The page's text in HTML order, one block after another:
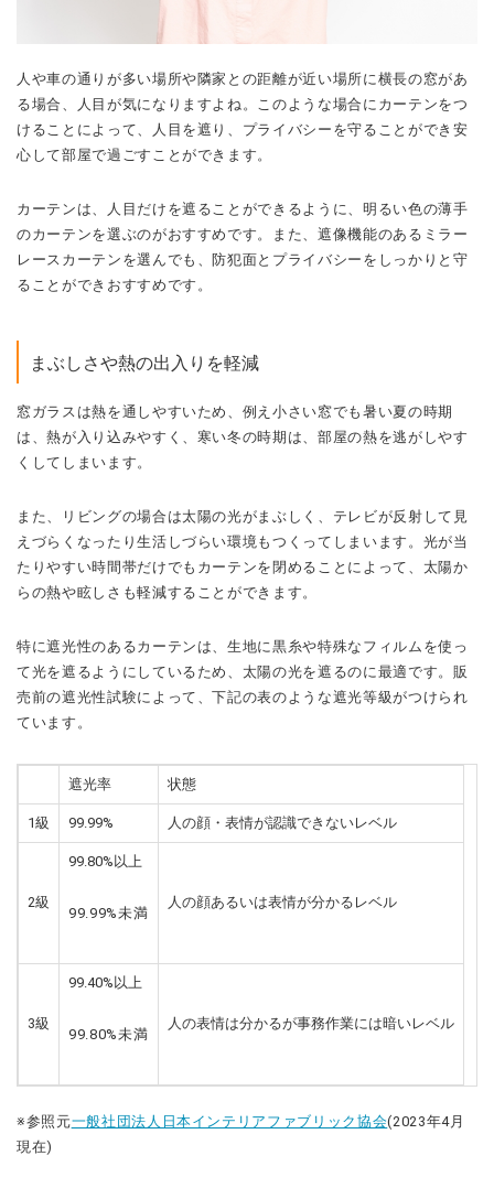
人や車の通りが多い場所や隣家との距離が近い場所に横長の窓があ
る場合、人目が気になりますよね。このような場合にカーテンをつ
けることによって、人目を遮り、プライバシーを守ることができ安
心して部屋で過ごすことができます。
カーテンは、人目だけを遮ることができるように、明るい色の薄手
のカーテンを選ぶのがおすすめです。また、遮像機能のあるミラー
レースカーテンを選んでも、防犯面とプライバシーをしっかりと守
ることができおすすめです。
まぶしさや熱の出入りを軽減
窓ガラスは熱を通しやすいため、例え小さい窓でも暑い夏の時期
は、熱が入り込みやすく、寒い冬の時期は、部屋の熱を逃がしやす
くしてしまいます。
また、リビングの場合は太陽の光がまぶしく、テレビが反射して見
えづらくなったり生活しづらい環境もつくってしまいます。光が当
たりやすい時間帯だけでもカーテンを閉めることによって、太陽か
らの熱や眩しさも軽減することができます。
特に遮光性のあるカーテンは、生地に黒糸や特殊なフィルムを使っ
て光を遮るようにしているため、太陽の光を遮るのに最適です。販
売前の遮光性試験によって、下記の表のような遮光等級がつけられ
ています。
遮光率 状態
1級 99.99% 人の顔・表情が認識できないレベル
2級
99.80%以上
99.99%未満
人の顔あるいは表情が分かるレベル
3級
99.40%以上
99.80%未満
人の表情は分かるが事務作業には暗いレベル
※参照元一般社団法人日本インテリアファブリック協会(2023年4月
現在)